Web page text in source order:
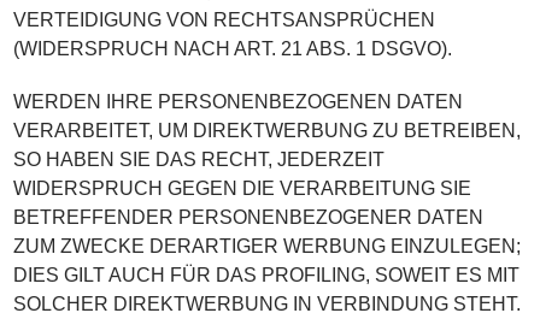
VERTEIDIGUNG VON RECHTSANSPRÜCHEN
(WIDERSPRUCH NACH ART. 21 ABS. 1 DSGVO).
WERDEN IHRE PERSONENBEZOGENEN DATEN
VERARBEITET, UM DIREKTWERBUNG ZU BETREIBEN,
SO HABEN SIE DAS RECHT, JEDERZEIT
WIDERSPRUCH GEGEN DIE VERARBEITUNG SIE
BETREFFENDER PERSONENBEZOGENER DATEN
ZUM ZWECKE DERARTIGER WERBUNG EINZULEGEN;
DIES GILT AUCH FÜR DAS PROFILING, SOWEIT ES MIT
SOLCHER DIREKTWERBUNG IN VERBINDUNG STEHT.